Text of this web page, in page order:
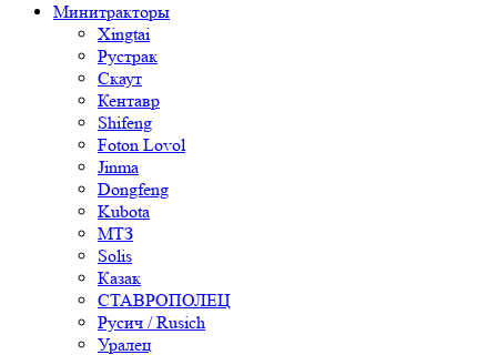
Минитракторы
Xingtai
Рустрак
Скаут
Кентавр
Shifeng
Foton Lovol
Jinma
Dongfeng
Kubota
МТЗ
Solis
Казак
СТАВРОПОЛЕЦ
Русич / Rusich
Уралец